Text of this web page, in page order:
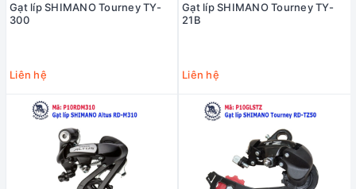
Gạt líp SHIMANO Tourney TY-
300
Liên hệ
Gạt líp SHIMANO Tourney TY-
21B
Liên hệ